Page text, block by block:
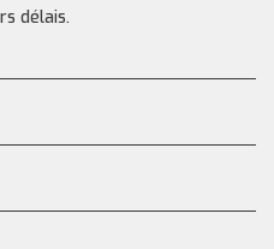
délais.